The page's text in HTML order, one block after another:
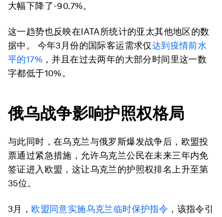
大幅下降了-90.7%。
这一趋势也反映在IATA所统计的亚太其他地区的数
据中。 今年3月份的国际客运需求仅达到疫情前水
平的17% ，并且在过去两年的大部分时间里这一数
字都低于10%。
俄乌战争影响护照权格局
与此同时，在乌克兰与俄罗斯爆发战争后，欧盟投
票通过紧急措施，允许乌克兰公民在未来三年内免
签证进入欧盟，这让乌克兰的护照权排名上升至第
35位。
3月， 欧盟同意实施乌克兰临时保护指令 ，该指令引